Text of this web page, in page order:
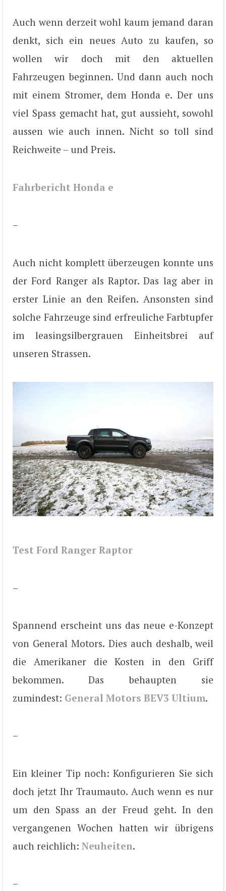
Auch wenn derzeit wohl kaum jemand daran
denkt, sich ein neues Auto zu kaufen, so
wollen wir doch mit den aktuellen
Fahrzeugen beginnen. Und dann auch noch
mit einem Stromer, dem Honda e. Der uns
viel Spass gemacht hat, gut aussieht, sowohl
aussen wie auch innen. Nicht so toll sind
Reichweite – und Preis.
Fahrbericht Honda e
–
Auch nicht komplett überzeugen konnte uns
der Ford Ranger als Raptor. Das lag aber in
erster Linie an den Reifen. Ansonsten sind
solche Fahrzeuge sind erfreuliche Farbtupfer
im leasingsilbergrauen Einheitsbrei auf
unseren Strassen.
Test Ford Ranger Raptor
–
Spannend erscheint uns das neue e-Konzept
von General Motors. Dies auch deshalb, weil
die Amerikaner die Kosten in den Griff
bekommen. Das behaupten sie
zumindest: General Motors BEV3 Ultium.
–
Ein kleiner Tip noch: Konfigurieren Sie sich
doch jetzt Ihr Traumauto. Auch wenn es nur
um den Spass an der Freud geht. In den
vergangenen Wochen hatten wir übrigens
auch reichlich: Neuheiten.
–